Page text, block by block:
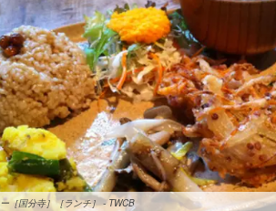
［国分寺］［ランチ］ - TWCB